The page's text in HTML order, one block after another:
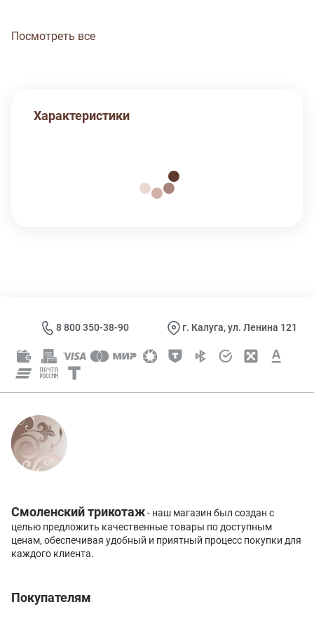
Посмотреть все
Характеристики
8 800 350-38-90 г. Калуга, ул. Ленина 121
Смоленский трикотаж- наш магазин был создан с
целью предложить качественные товары по доступным
ценам, обеспечивая удобный и приятный процесс покупки для
каждого клиента.
Покупателям